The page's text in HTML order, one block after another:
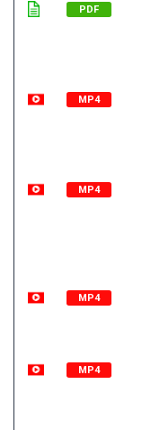
PDF
MP4
MP4
MP4
MP4